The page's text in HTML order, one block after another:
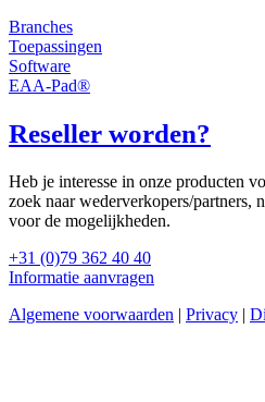
Branches
Toepassingen
Software
EAA-Pad®
Reseller worden?
Heb je interesse in onze producten
zoek naar wederverkopers/partners,
voor de mogelijkheden.
+31 (0)79 362 40 40
Informatie aanvragen
Algemene voorwaarden | Privacy |